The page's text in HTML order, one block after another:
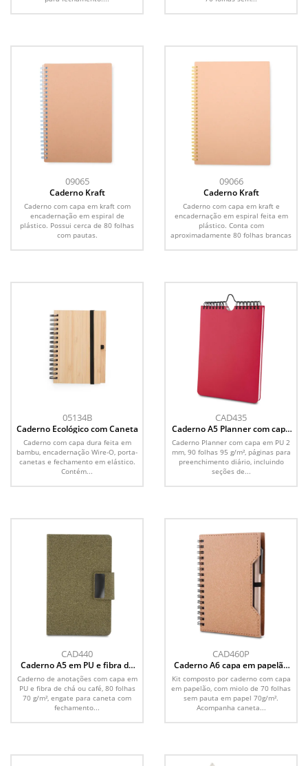
09065
Caderno Kraft
Caderno com capa em kraft com
encadernação em espiral de
plástico. Possui cerca de 80 folhas
com pautas.
09066
Caderno Kraft
Caderno com capa em kraft e
encadernação em espiral feita em
plástico. Conta com
aproximadamente 80 folhas brancas
05134B
Caderno Ecológico com Caneta
Caderno com capa dura feita em
bambu, encadernação Wire-O, porta-
canetas e fechamento em elástico.
Contém...
CAD435
Caderno A5 Planner com capa
Caderno Planner com capa em PU 2
mm, 90 folhas 95 g/m², páginas para
preenchimento diário, incluindo
seções de...
CAD440
Caderno A5 em PU e fibra de
café ou chá
Caderno de anotações com capa em
PU e fibra de chá ou café, 80 folhas
70 g/m², engate para caneta com
fechamento...
CAD460P
Caderno A6 capa em papelão
reciclado com caneta
Kit composto por caderno com capa
em papelão, com miolo de 70 folhas
sem pauta em papel 70g/m².
Acompanha caneta...